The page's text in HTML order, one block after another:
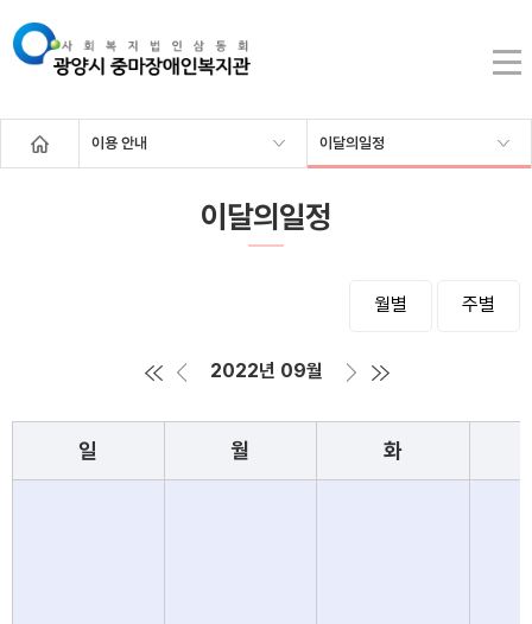
이용 안내 이달의일정
이달의일정
월별 주별
2022년 09월
일 월 화